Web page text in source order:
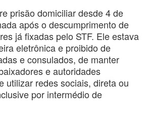
prisão domiciliar desde 4 de
após o descumprimento de
já fixadas pelo STF. Ele estava
eletrônica e proibido de
e consulados, de manter
e autoridades
utilizar redes sociais, direta ou
por intermédio de